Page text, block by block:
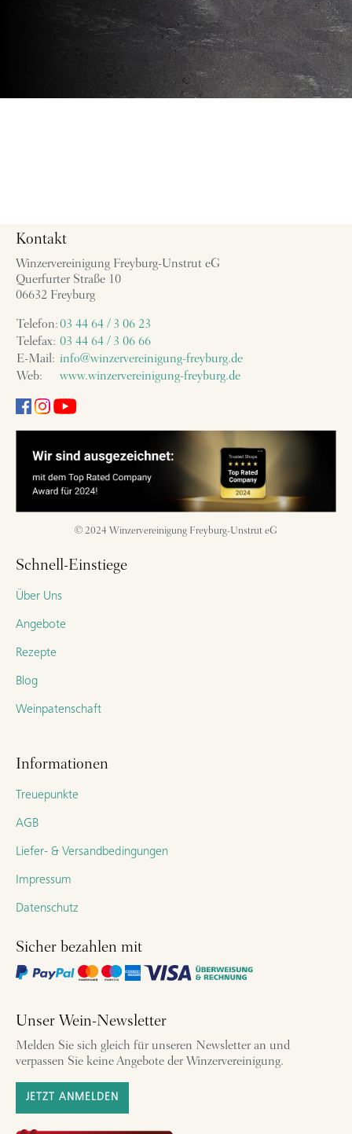
Kontakt
Winzervereinigung Freyburg-Unstrut eG
Querfurter Straße 10
06632 Freyburg
Telefon:03 44 64 / 3 06 23
Telefax: 03 44 64 / 3 06 66
E-Mail: info@winzervereinigung-freyburg.de
Web:
www.winzervereinigung-freyburg.de
© 2024 Winzervereinigung Freyburg-Unstrut eG
Schnell-Einstiege
Über Uns
Angebote
Rezepte
Blog
Weinpatenschaft
Informationen
Treuepunkte
AGB
Liefer- & Versandbedingungen
Impressum
Datenschutz
Sicher bezahlen mit
Unser Wein-Newsletter
Melden Sie sich gleich für unseren Newsletter an und
verpassen Sie keine Angebote der Winzervereinigung.
JETZT ANMELDEN